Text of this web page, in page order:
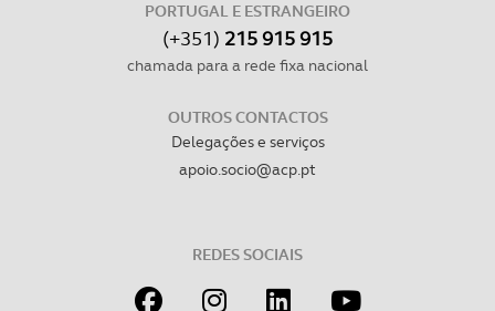
PORTUGAL E ESTRANGEIRO
(+351) 215 915 915
chamada para a rede fixa nacional
OUTROS CONTACTOS
Delegações e serviços
apoio.socio@acp.pt
REDES SOCIAIS